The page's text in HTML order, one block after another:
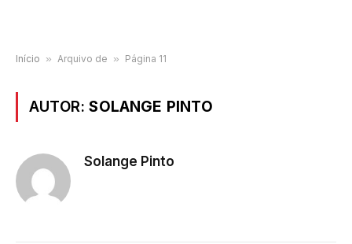
Início » Arquivo de » Página 11
AUTOR:SOLANGE PINTO
Solange Pinto